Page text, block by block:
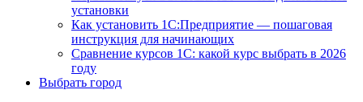
установки
Как установить 1С:Предприятие — пошаговая
инструкция для начинающих
Сравнение курсов 1С: какой курс выбрать в 2026
году
Выбрать город